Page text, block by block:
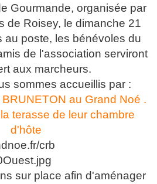
Gourmande, organisée par
de Roisey, le dimanche 21
au poste, les bénévoles du
de l'association serviront
aux marcheurs.
sommes accueillis par :
au Grand Noé .
terasse de leur chambre
d'hôte
sur place afin d'aménager